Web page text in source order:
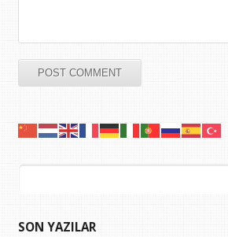
Arama:
SON YAZILAR